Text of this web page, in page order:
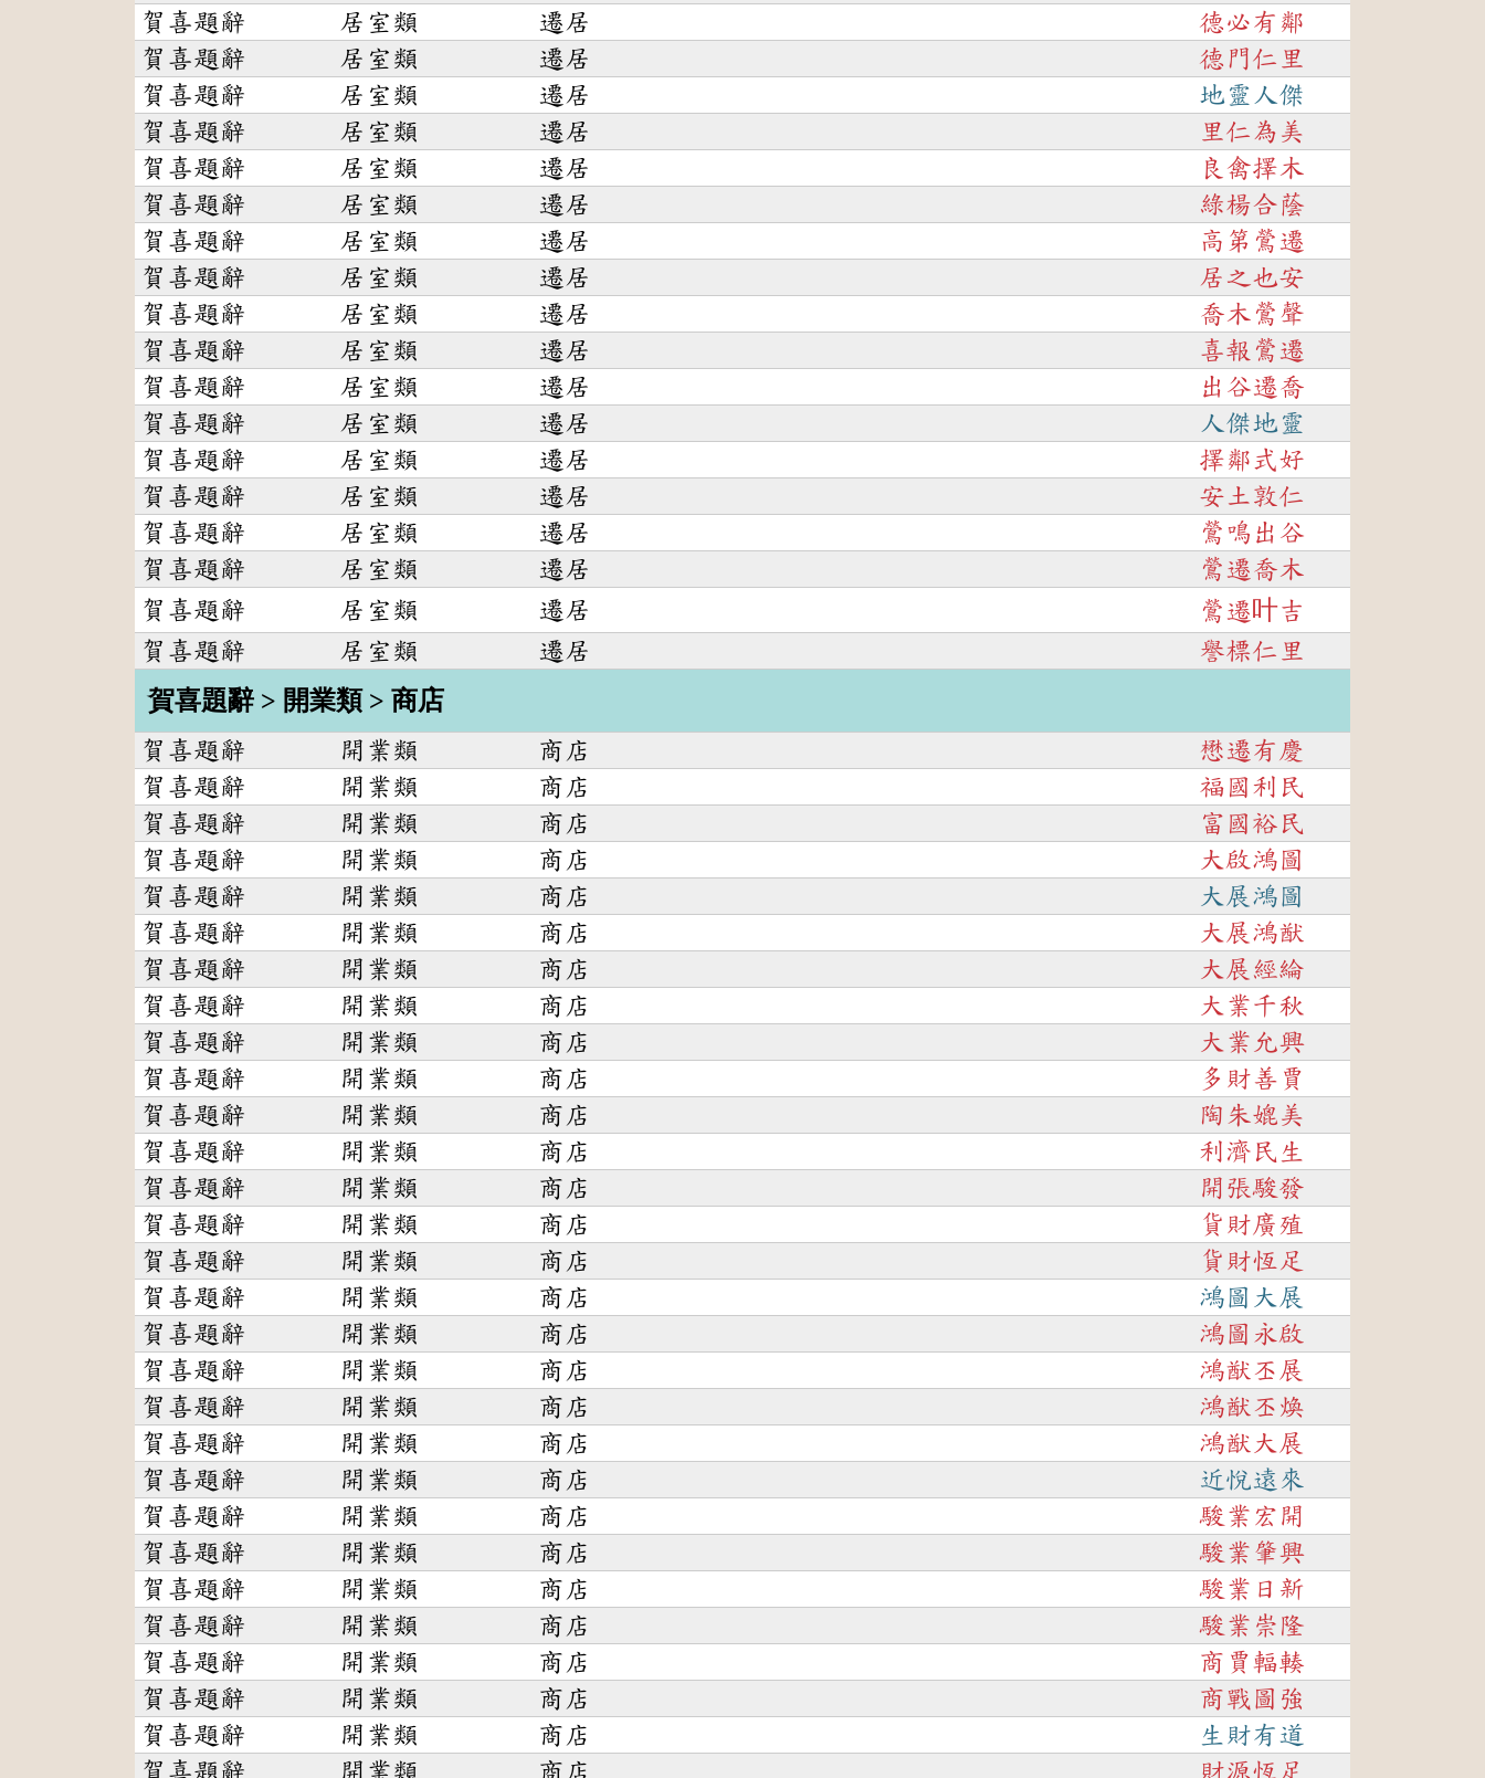
賀喜題辭
居室類 遷居
德必有鄰
賀喜題辭
居室類 遷居
德門仁里
賀喜題辭
居室類 遷居
地靈人傑
賀喜題辭
居室類 遷居
里仁為美
賀喜題辭
居室類 遷居
良禽擇木
賀喜題辭
居室類 遷居
綠楊合蔭
賀喜題辭
居室類 遷居
高第鶯遷
賀喜題辭
居室類 遷居
居之也安
賀喜題辭
居室類 遷居
喬木鶯聲
賀喜題辭
居室類 遷居
喜報鶯遷
賀喜題辭
居室類 遷居
出谷遷喬
賀喜題辭
居室類 遷居
人傑地靈
賀喜題辭
居室類 遷居
擇鄰式好
賀喜題辭
居室類 遷居
安土敦仁
賀喜題辭
居室類 遷居
鶯鳴出谷
賀喜題辭
居室類 遷居
鶯遷喬木
賀喜題辭
居室類 遷居
鶯遷叶吉
賀喜題辭
居室類 遷居 譽標仁里
賀喜題辭 > 開業類 > 商店
賀喜題辭 開業類 商店
懋遷有慶
賀喜題辭
開業類 商店
福國利民
賀喜題辭
開業類 商店
富國裕民
賀喜題辭
開業類 商店
大啟鴻圖
賀喜題辭
開業類 商店
大展鴻圖
賀喜題辭
開業類 商店
大展鴻猷
賀喜題辭
開業類 商店
大展經綸
賀喜題辭
開業類 商店
大業千秋
賀喜題辭
開業類 商店
大業允興
賀喜題辭
開業類 商店
多財善賈
賀喜題辭
開業類 商店
陶朱媲美
賀喜題辭
開業類 商店
利濟民生
賀喜題辭
開業類 商店
開張駿發
賀喜題辭
開業類 商店
貨財廣殖
賀喜題辭
開業類 商店
貨財恆足
賀喜題辭
開業類 商店
鴻圖大展
賀喜題辭
開業類 商店
鴻圖永啟
賀喜題辭
開業類 商店
鴻猷丕展
賀喜題辭
開業類 商店
鴻猷丕煥
賀喜題辭
開業類 商店
鴻猷大展
賀喜題辭
開業類 商店
近悅遠來
賀喜題辭
開業類 商店
駿業宏開
賀喜題辭
開業類 商店
駿業肇興
賀喜題辭
開業類 商店
駿業日新
賀喜題辭
開業類 商店
駿業崇隆
賀喜題辭
開業類 商店
商賈輻輳
賀喜題辭
開業類 商店
商戰圖強
賀喜題辭
開業類 商店
生財有道
賀喜題辭
開業類 商店 財源恆足